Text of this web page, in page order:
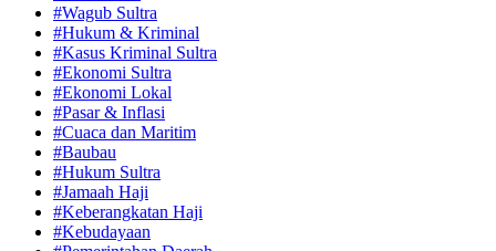
#Wagub Sultra
#Hukum & Kriminal
#Kasus Kriminal Sultra
#Ekonomi Sultra
#Ekonomi Lokal
#Pasar & Inflasi
#Cuaca dan Maritim
#Baubau
#Hukum Sultra
#Jamaah Haji
#Keberangkatan Haji
#Kebudayaan